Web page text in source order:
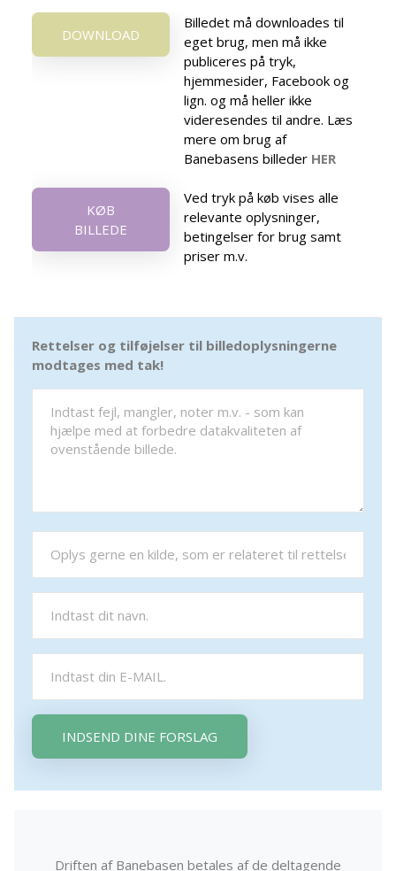
DOWNLOAD
Billedet må downloades til
eget brug, men må ikke
publiceres på tryk,
hjemmesider, Facebook og
lign. og må heller ikke
videresendes til andre. Læs
mere om brug af
Banebasens billeder HER
KØB
BILLEDE
Ved tryk på køb vises alle
relevante oplysninger,
betingelser for brug samt
priser m.v.
Rettelser og tilføjelser til billedoplysningerne
modtages med tak!
INDSEND DINE FORSLAG
Driften af Banebasen betales af de deltagende